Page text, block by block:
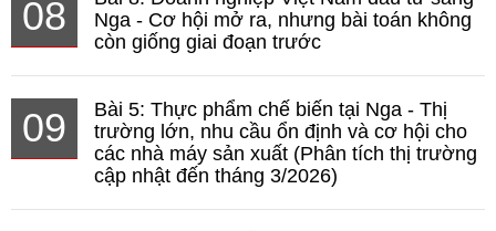
08
Nga - Cơ hội mở ra, nhưng bài toán không
còn giống giai đoạn trước
09
Bài 5: Thực phẩm chế biến tại Nga - Thị
trường lớn, nhu cầu ổn định và cơ hội cho
các nhà máy sản xuất (Phân tích thị trường
cập nhật đến tháng 3/2026)